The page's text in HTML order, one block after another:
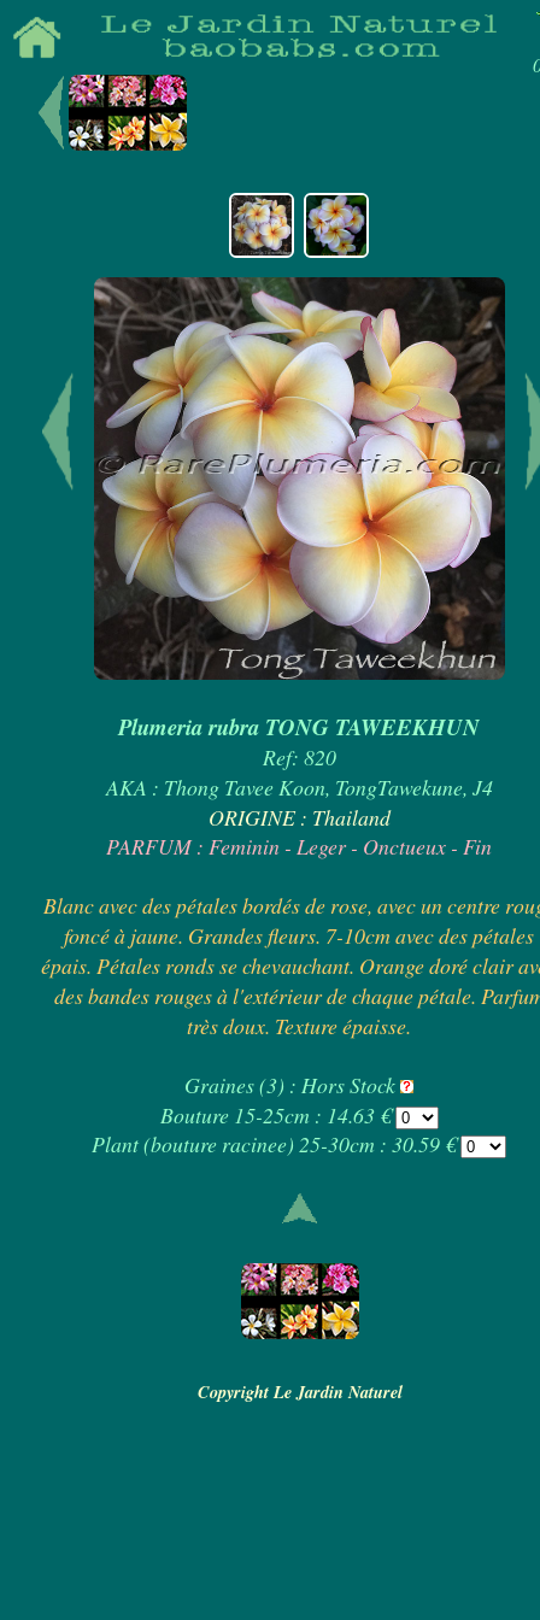
Plumeria rubra TONG TAWEEKHUN
Ref: 820
AKA : Thong Tavee Koon, TongTawekune, J4
ORIGINE : Thailand
PARFUM : Feminin - Leger - Onctueux - Fin
Blanc avec des pétales bordés de rose, avec un centre
foncé à jaune. Grandes fleurs. 7-10cm avec des pétales
épais. Pétales ronds se chevauchant. Orange doré clair
des bandes rouges à l'extérieur de chaque pétale.
très doux. Texture épaisse.
Graines (3) : Hors Stock
Bouture 15-25cm : 14.63 €
Plant (bouture racinee) 25-30cm : 30.59 €
Copyright Le Jardin Naturel